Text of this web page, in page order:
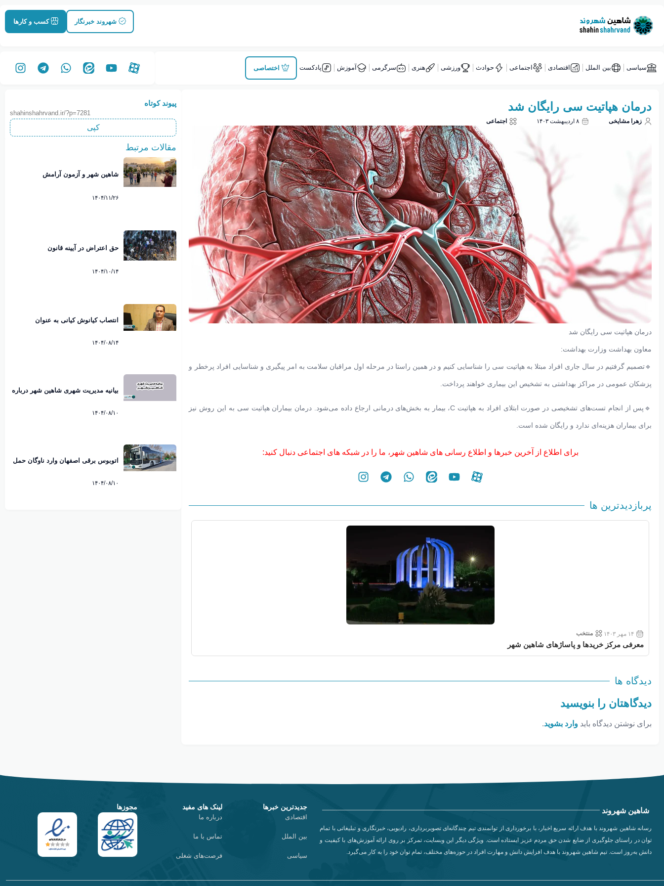
کسب و کارها شهروند خبرنگار
سیاسی بین الملل اقتصادی اجتماعی حوادث ورزشی هنری سرگرمی آموزش پادکست اختصاصی
درمان هپاتیت سی رایگان شد
زهرا مشایخی ۸ اردیبهشت ۱۴۰۳ اجتماعی
درمان هپاتیت سی رایگان شد
معاون بهداشت وزارت بهداشت:
🔹تصمیم گرفتیم در سال جاری افراد مبتلا به هپاتیت سی را شناسایی کنیم و در همین راستا در مرحله اول مراقبان سلامت به امر پیگیری و شناسایی افراد پرخطر و
پزشکان عمومی در مراکز بهداشتی به تشخیص این بیماری خواهند پرداخت.
🔹پس از انجام تست‌های تشخیصی در صورت ابتلای افراد به هپاتیت C، بیمار به بخش‌های درمانی ارجاع داده می‌شود. درمان بیماران هپاتیت سی به این روش نیز
برای بیماران هزینه‌ای ندارد و رایگان شده است.
برای اطلاع از آخرین خبرها و اطلاع رسانی های شاهین شهر، ما را در شبکه های اجتماعی دنبال کنید:
پربازدیدترین ها
۱۴ مهر ۱۴۰۳ منتخب
معرفی مرکز خریدها و پاساژهای شاهین شهر
دیدگاه ها
دیدگاهتان را بنویسید
برای نوشتن دیدگاه باید وارد بشوید.
پیوند کوتاه
shahinshahrvand.ir/?p=7281
کپی
مقالات مرتبط
شاهین شهر و آزمون آرامش
۱۴۰۴/۱۱/۲۶
حق اعتراض در آیینه قانون
۱۴۰۴/۱۰/۱۴
انتصاب کیانوش کیانی به عنوان
۱۴۰۴/۰۸/۱۴
بیانیه مدیریت شهری شاهین شهر درباره
شد
۱۴۰۴/۰۸/۱۰
اتوبوس برقی اصفهان وارد ناوگان حمل
۱۴۰۴/۰۸/۱۰
شاهین شهروند
رسانه شاهین شهروند با هدف ارائه سریع اخبار، با برخورداری از توانمندی تیم چندگانه‌ای تصویربرداری، رادیویی، خبرنگاری و تبلیغاتی با تمام
توان در راستای جلوگیری از ضایع شدن حق مردم عزیز ایستاده است. ویژگی دیگر این وبسایت، تمرکز بر روی ارائه آموزش‌های با کیفیت و
دانش به‌روز است. تیم شاهین شهروند با هدف افزایش دانش و مهارت افراد در حوزه‌های مختلف، تمام توان خود را به کار می‌گیرد.
جدیدترین خبرها
اقتصادی
بین الملل
سیاسی
لینک های مفید
درباره ما
تماس با ما
فرصت‌های شغلی
مجوزها